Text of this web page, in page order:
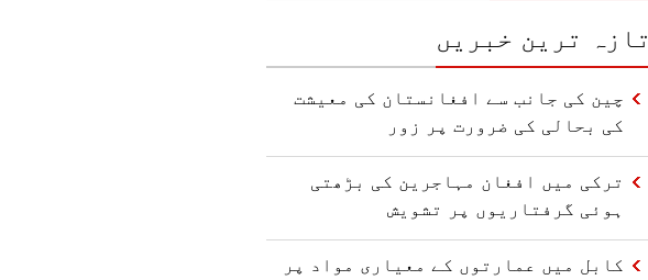
تازہ ترین خبریں
چین کی جانب سے افغانستان کی معیشت
کی بحالی کی ضرورت پر زور
ترکی میں افغان مہاجرین کی بڑھتی
ہوئی گرفتاریوں پر تشویش
کابل میں عمارتوں کے معیاری مواد پر